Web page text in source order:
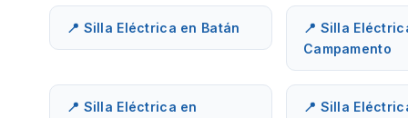
📍 Silla Eléctrica en Batán
📍 Silla
Campamento
📍 Silla Eléctrica en
📍 Silla